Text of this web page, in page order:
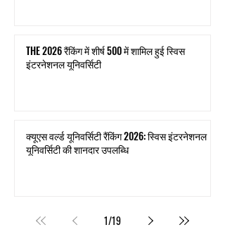
THE 2026 रैंकिंग में शीर्ष 500 में शामिल हुई स्विस
इंटरनेशनल यूनिवर्सिटी
क्यूएस वर्ल्ड यूनिवर्सिटी रैंकिंग 2026: स्विस इंटरनेशनल
यूनिवर्सिटी की शानदार उपलब्धि
1/19